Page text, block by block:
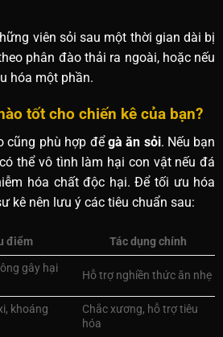
viên sỏi sau một thời gian dài bị
phân đào thải ra ngoài, hoặc nếu
hóa một phần.
tốt cho chiến kê của bạn?
cũng phù hợp đểgà ăn sỏi. Nếu bạn
thể vô tình làm hại con vật nếu đá
hóa chất độc hại. Để tối ưu hóa
kê nên lưu ý các tiêu chuẩn sau:
điểm Tác dụng chính
gây hại
Hỗ trợ nghiền thức ăn nhẹ
khoáng
Chắc xương, hỗ trợ tiêu
hóa